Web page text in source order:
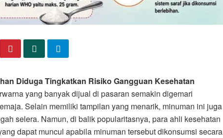
Diduga Tingkatkan Risiko Gangguan Kesehatan
yang banyak dijual di pasaran semakin digemari
Selain memiliki tampilan yang menarik, minuman ini juga
selera. Namun, di balik popularitasnya, para ahli kesehatan
dapat muncul apabila minuman tersebut dikonsumsi secara